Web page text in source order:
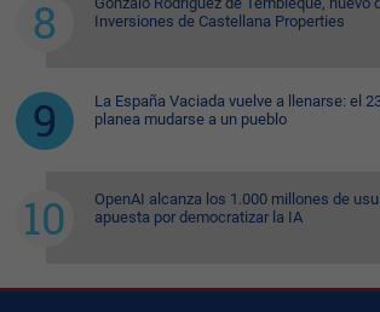
Inversiones de Castellana Properties
La España Vaciada vuelve a llenarse: el
planea mudarse a un pueblo
OpenAI alcanza los 1.000 millones de
apuesta por democratizar la IA